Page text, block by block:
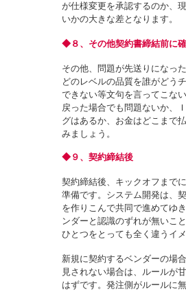
が仕様変更を承認するのか、
いかの大きな差となります。
◆８、その他契約書締結前に
その他、問題が先送りになっ
どのレベルの品質を誰がどう
できない等文句を言ってこな
戻った場合でも問題ないか、
グはあるか、お金はどこまで
みましょう。
◆９、契約締結後
契約締結後、キックオフまで
準備です。システム開発は、
を作りこんで共同で進めてゆ
ンダーと認識のずれが無いこ
ひとつをとっても全く違うイ
新規に契約するベンダーの場
見されない場合は、ルールが
はずです。発注側がルールに